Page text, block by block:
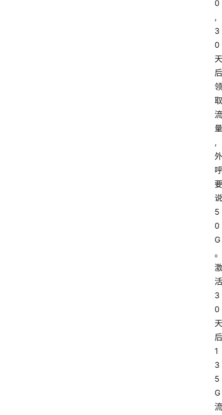
0
,
3
0
天
后
领
取
流
量
,
外
呼
要
说
5
0
G
。
激
活
3
0
天
后
1
3
5
G
流